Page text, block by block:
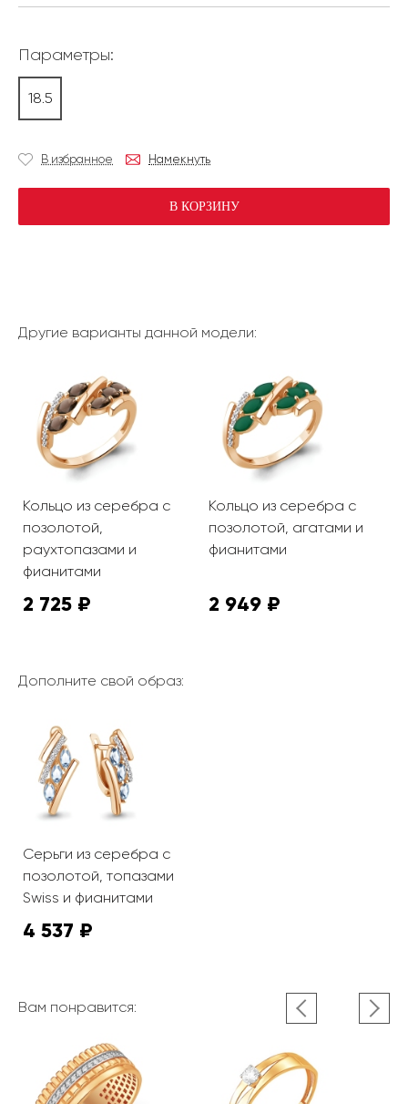
Параметры:
18.5
В избранное Намекнуть
В КОРЗИНУ
Другие варианты данной модели:
Кольцо из серебра с
позолотой,
раухтопазами и
фианитами
2 725 ₽
Кольцо из серебра с
позолотой, агатами и
фианитами
2 949 ₽
Дополните свой образ:
Серьги из серебра с
позолотой, топазами
Swiss и фианитами
4 537 ₽
Вам понравится: